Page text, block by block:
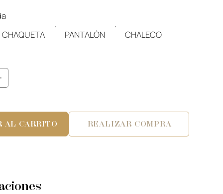
CHAQUETA PANTALÓN CHALECO
AL CARRITO REALIZAR COMPRA